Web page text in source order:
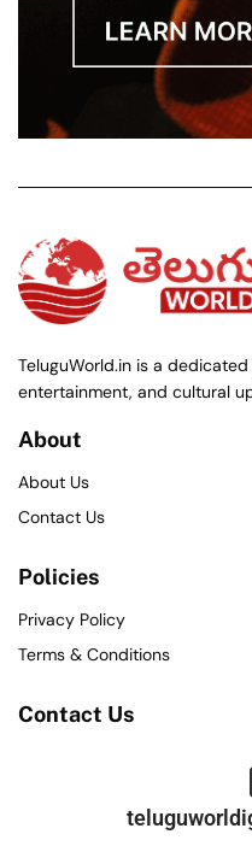
TeluguWorld.in is a
entertainment, and cultural
About
About Us
Contact Us
Policies
Privacy Policy
Terms & Conditions
Contact Us